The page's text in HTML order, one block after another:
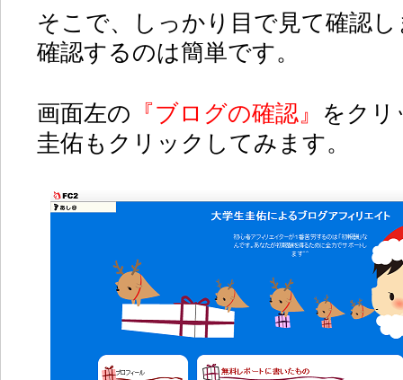
そこで、しっかり目で見て確認
確認するのは簡単です。
画面左の 『ブログの確認』
をクリ
圭佑もクリックしてみます。